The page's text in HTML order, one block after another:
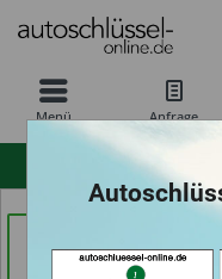
Menü Anfrage
Schlüsseldienst (in
Grevenbroich)